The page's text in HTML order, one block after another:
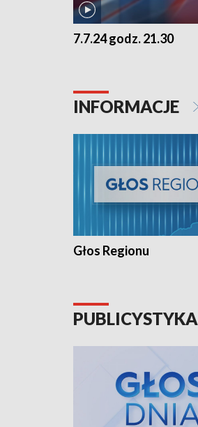
7.7.24 godz. 21.30
INFORMACJE
Głos Regionu
PUBLICYSTYKA